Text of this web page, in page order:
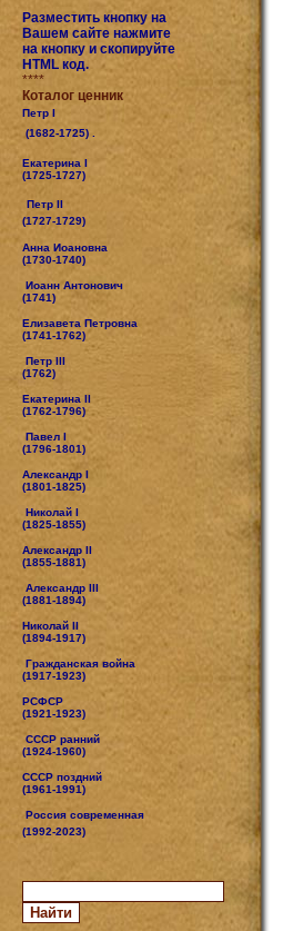
Разместить кнопку на
Вашем сайте нажмите
на кнопку и скопируйте
HTML код.
****
Коталог ценник
Петр I
(1682-1725) .
Екатерина I
(1725-1727)
Петр II
(1727-1729)
Анна Иоановна
(1730-1740)
Иоанн Антонович
(1741)
Елизавета Петровна
(1741-1762)
Петр III
(1762)
Екатерина II
(1762-1796)
Павел I
(1796-1801)
Александр I
(1801-1825)
Николай I
(1825-1855)
Александр II
(1855-1881)
Александр III
(1881-1894)
Николай II
(1894-1917)
Гражданская война
(1917-1923)
РСФСР
(1921-1923)
СССР ранний
(1924-1960)
СССР поздний
(1961-1991)
Россия современная
(1992-2023)